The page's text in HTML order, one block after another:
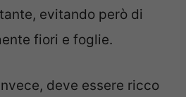
evitando però di
fiori e foglie.
deve essere ricco